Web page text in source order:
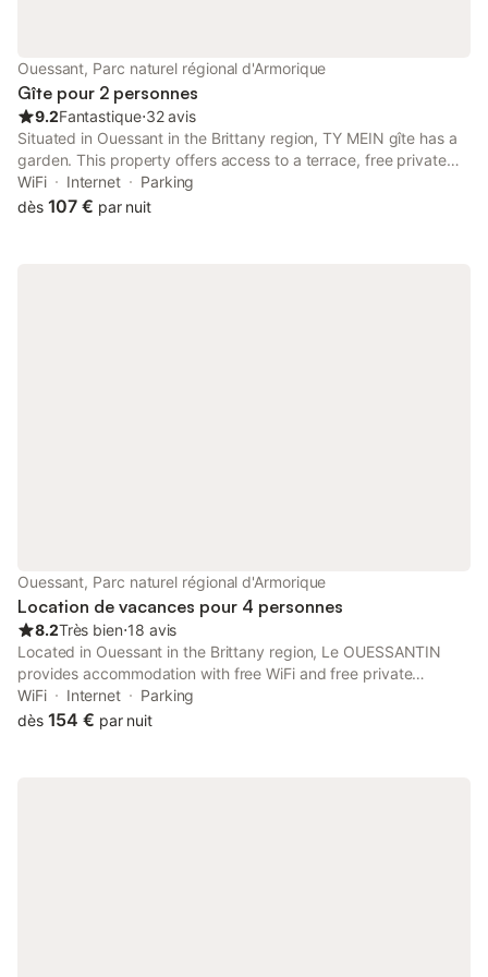
Ouessant, Parc naturel régional d'Armorique
Gîte pour 2 personnes
9.2Fantastique⋅32 avis
Situated in Ouessant in the Brittany region, TY MEIN gîte has a
garden. This property offers access to a terrace, free private
parking and free WiFi.
WiFi Internet
Parking
dès 107 € par nuit
Ouessant, Parc naturel régional d'Armorique
Location de vacances pour 4 personnes
8.2Très bien⋅18 avis
Located in Ouessant in the Brittany region, Le OUESSANTIN
provides accommodation with free WiFi and free private
parking. This bed and breakfast features a bar. Featuring family
rooms, this property also provides guests with a terrace.
WiFi Internet
Parking
dès 154 € par nuit